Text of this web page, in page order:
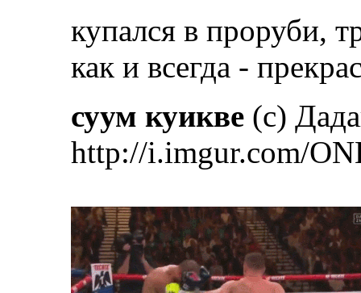
купался в проруби,
как и всегда -
суум куикве (с)
http://i.imgur.com/